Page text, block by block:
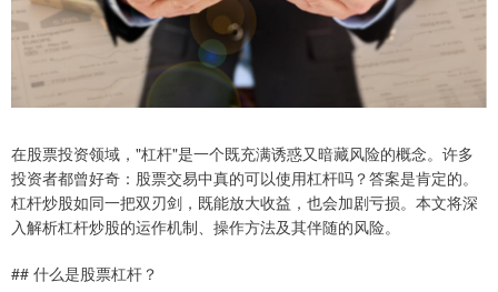
在股票投资领域，"杠杆"是一个既充满诱惑又暗藏风险的概念。许多
投资者都曾好奇：股票交易中真的可以使用杠杆吗？答案是肯定的。
杠杆炒股如同一把双刃剑，既能放大收益，也会加剧亏损。本文将深
入解析杠杆炒股的运作机制、操作方法及其伴随的风险。
## 什么是股票杠杆？